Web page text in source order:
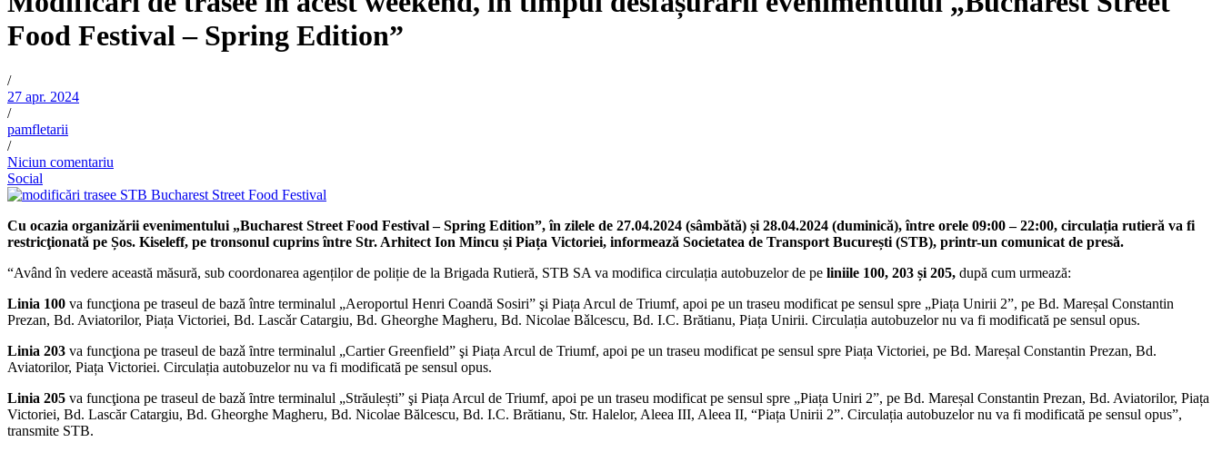
Food Festival – Spring Edition”
/
27 apr. 2024
/
pamfletarii
/
Niciun comentariu
Social
Cu ocazia organizării evenimentului „Bucharest Street Food Festival – Spring Edition”, în zilele de 27.04.2024 (sâmbătă) și 28.04.2024 (duminică), între orele 09:00 – 22:00, circulația rutieră va fi
restricţionată pe Șos. Kiseleff, pe tronsonul cuprins ȋntre Str. Arhitect Ion Mincu și Piața Victoriei, informează Societatea de Transport București (STB), printr-un comunicat de presă.
“Având în vedere această măsură, sub coordonarea agenților de poliție de la Brigada Rutieră, STB SA va modifica circulația autobuzelor de pe liniile 100, 203 și 205, după cum urmează:
Linia 100 va funcţiona pe traseul de bază între terminalul „Aeroportul Henri Coandă Sosiri” şi Piața Arcul de Triumf, apoi pe un traseu modificat pe sensul spre „Piața Unirii 2”, pe Bd. Mareșal Constantin
Prezan, Bd. Aviatorilor, Piața Victoriei, Bd. Lascǎr Catargiu, Bd. Gheorghe Magheru, Bd. Nicolae Bǎlcescu, Bd. I.C. Brătianu, Piața Unirii. Circulația autobuzelor nu va fi modificată pe sensul opus.
Linia 203 va funcţiona pe traseul de bazǎ ȋntre terminalul „Cartier Greenfield” şi Piața Arcul de Triumf, apoi pe un traseu modificat pe sensul spre Piața Victoriei, pe Bd. Mareșal Constantin Prezan, Bd.
Aviatorilor, Piața Victoriei. Circulația autobuzelor nu va fi modificată pe sensul opus.
Linia 205 va funcţiona pe traseul de bazǎ ȋntre terminalul „Străulești” şi Piața Arcul de Triumf, apoi pe un traseu modificat pe sensul spre „Piața Uniri 2”, pe Bd. Mareșal Constantin Prezan, Bd. Aviatorilor, Piața
Victoriei, Bd. Lascăr Catargiu, Bd. Gheorghe Magheru, Bd. Nicolae Bălcescu, Bd. I.C. Brătianu, Str. Halelor, Aleea III, Aleea II, “Piața Unirii 2”. Circulația autobuzelor nu va fi modificată pe sensul opus”,
transmite STB.